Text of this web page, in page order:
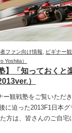
ファン向け情報
ビギナー
Yoshita）
】「知っておくと
）
観戦塾をご覧いただ
に迫った2013F1日本
方は、皆さんのご自宅